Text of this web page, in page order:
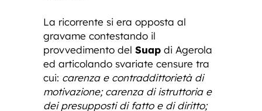
La ricorrente si era opposta al
gravame contestando il
provvedimento del Suap di Agerola
ed articolando svariate censure tra
cui: carenza e contraddittorietà di
motivazione; carenza di istruttoria e
dei presupposti di fatto e di diritto;